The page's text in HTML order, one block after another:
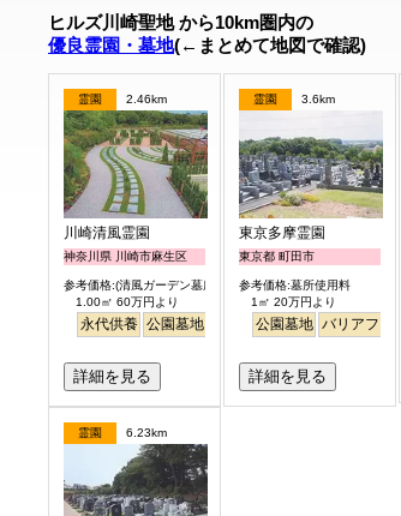
ヒルズ川崎聖地 から10km圏内の
優良霊園・墓地(←まとめて地図で確認)
霊園 2.46km
川崎清風霊園
神奈川県 川崎市麻生区
参考価格:(清風ガーデン墓所)
1.00㎡ 60万円より
永代供養 公園墓地 駅から徒歩
詳細を見る
霊園 3.6km
東京多摩霊園
東京都 町田市
参考価格:墓所使用料
1㎡ 20万円より
公園墓地 バリアフリー
詳細を見る
霊園 6.23km